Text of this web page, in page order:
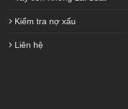
Kiểm tra nợ xấu
Liên hệ